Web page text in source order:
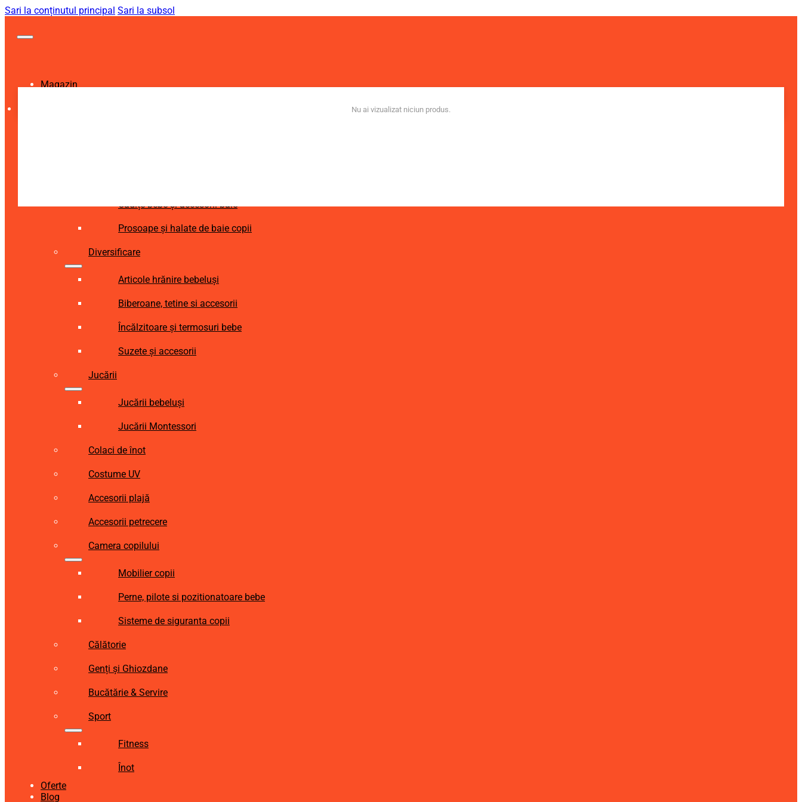
Sari la conținutul principal Sari la subsol
Magazin
Cădițe bebe și accesorii baie
Prosoape și halate de baie copii
Diversificare
Articole hrănire bebeluși
Biberoane, tetine si accesorii
Încălzitoare și termosuri bebe
Suzete și accesorii
Jucării
Jucării bebeluși
Jucării Montessori
Colaci de înot
Costume UV
Accesorii plajă
Accesorii petrecere
Camera copilului
Mobilier copii
Perne, pilote si pozitionatoare bebe
Sisteme de siguranta copii
Călătorie
Genți și Ghiozdane
Bucătărie & Servire
Sport
Fitness
Înot
Oferte
Blog
Nu ai vizualizat niciun produs.